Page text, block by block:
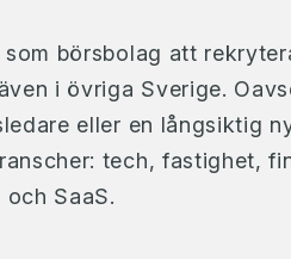
börsbolag att
i övriga Sverige.
eller en långsiktig
tech, fastighet,
SaaS.